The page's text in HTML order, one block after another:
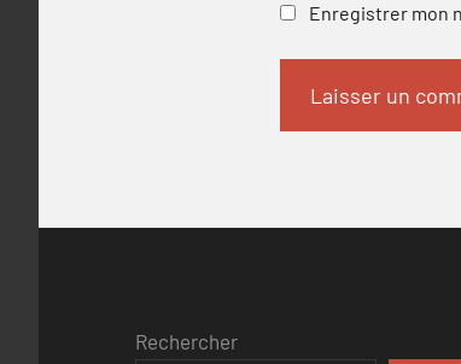
Enregistrer mon
Rechercher